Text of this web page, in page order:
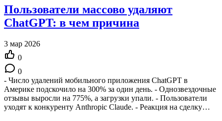
Пользователи массово удаляют
ChatGPT: в чем причина
3 мар 2026
0
0
- Число удалений мобильного приложения ChatGPT в
Америке подскочило на 300% за один день. - Однозвездочные
отзывы выросли на 775%, а загрузки упали. - Пользователи
уходят к конкуренту Anthropic Claude. - Реакция на сделку…